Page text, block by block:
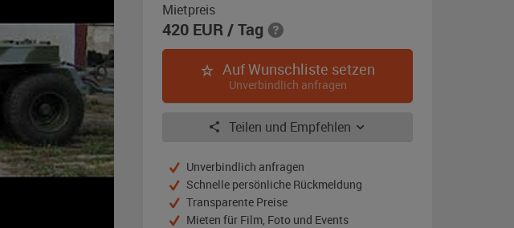
3
Farbtarn
der
NVA
Mietpreis
420 EUR/ Tag
Auf Wunschliste setzen
Unverbindlich anfragen
Teilen und Empfehlen
Unverbindlich anfragen
Schnelle persönliche Rückmeldung
Transparente Preise
Mieten für Film, Foto und Events